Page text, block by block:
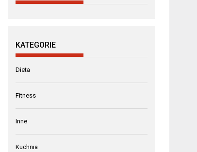
KATEGORIE
Dieta
Fitness
Inne
Kuchnia